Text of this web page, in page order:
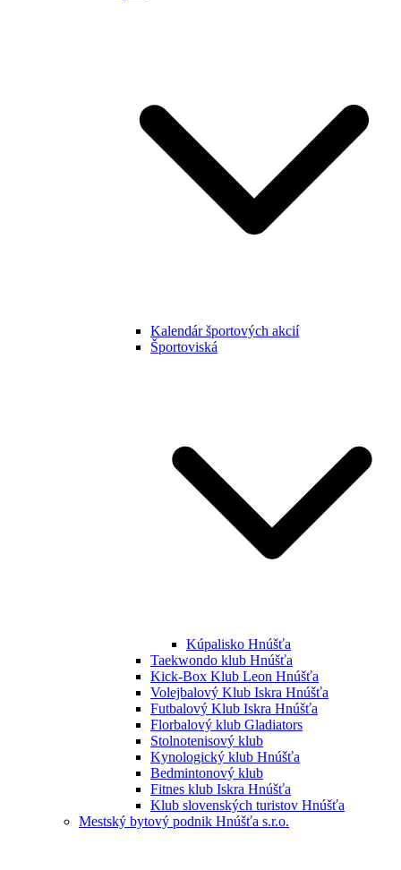
Kalendár športových akcií
Športoviská
Kúpalisko Hnúšťa
Taekwondo klub Hnúšťa
Kick-Box Klub Leon Hnúšťa
Volejbalový Klub Iskra Hnúšťa
Futbalový Klub Iskra Hnúšťa
Florbalový klub Gladiators
Stolnotenisový klub
Kynologický klub Hnúšťa
Bedmintonový klub
Fitnes klub Iskra Hnúšťa
Klub slovenských turistov Hnúšťa
Mestský bytový podnik Hnúšťa s.r.o.